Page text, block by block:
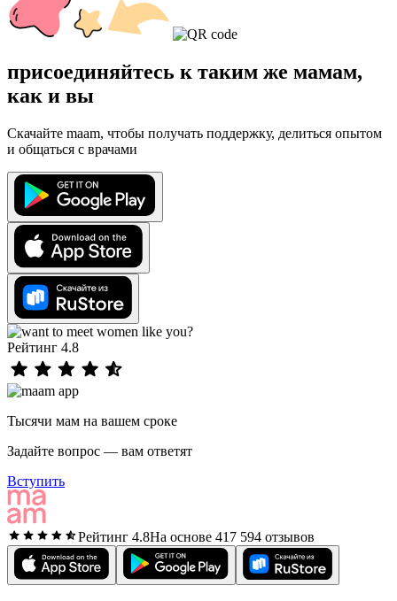
присоединяйтесь к таким же мамам,
как и вы
Скачайте maam, чтобы получать поддержку, делиться опытом
и общаться с врачами
Рейтинг 4.8
Тысячи мам на вашем сроке
Задайте вопрос — вам ответят
Вступить
Рейтинг 4.8На основе 417 594 отзывов